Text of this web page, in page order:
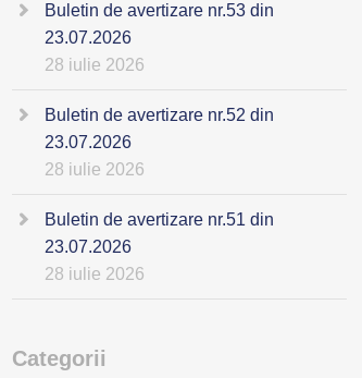
Buletin de avertizare nr.53 din
23.07.2026
28 iulie 2026
Buletin de avertizare nr.52 din
23.07.2026
28 iulie 2026
Buletin de avertizare nr.51 din
23.07.2026
28 iulie 2026
Categorii